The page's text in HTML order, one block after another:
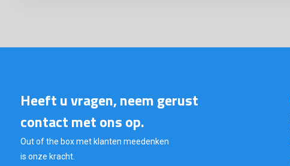
Heeft u vragen, neem gerust
contact met ons op.
Out of the box met klanten meedenken
is onze kracht.